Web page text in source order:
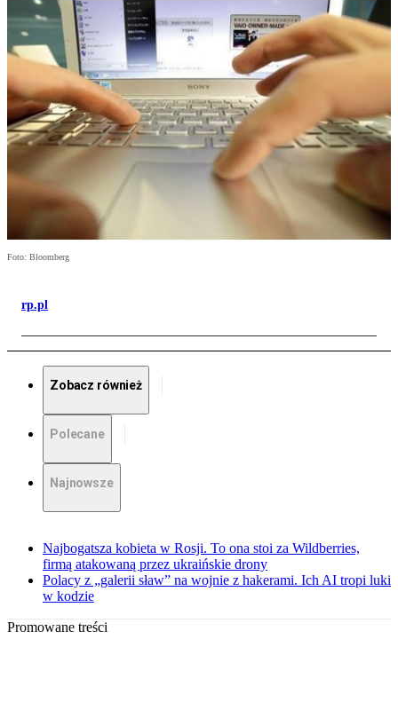
Foto: Bloomberg
rp.pl
Zobacz również
Polecane
Najnowsze
Najbogatsza kobieta w Rosji. To ona stoi za Wildberries,
firmą atakowaną przez ukraińskie drony
Polacy z „galerii sław” na wojnie z hakerami. Ich AI tropi luki
w kodzie
Promowane treści